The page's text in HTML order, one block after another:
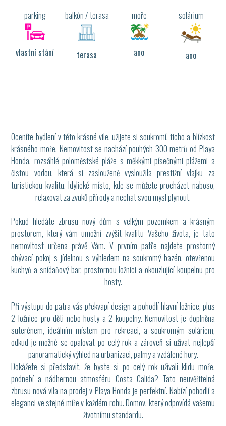
parking
vlastní stání
balkón / terasa
terasa
moře
ano
solárium
ano
Oceníte bydlení v této krásné vile, užijete si soukromí, ticho a blízkost
krásného moře. Nemovitost se nachází pouhých 300 metrů od Playa
Honda, rozsáhlé poloměstské pláže s měkkými písečnými plážemi a
čistou vodou, která si zaslouženě vysloužila prestižní vlajku za
turistickou kvalitu. Idylické místo, kde se můžete procházet naboso,
relaxovat za zvuků přírody a nechat svou mysl plynout.
Pokud hledáte zbrusu nový dům s velkým pozemkem a krásným
prostorem, který vám umožní zvýšit kvalitu Vašeho života, je tato
nemovitost určena právě Vám. V prvním patře najdete prostorný
obývací pokoj s jídelnou s výhledem na soukromý bazén, otevřenou
kuchyň a snídaňový bar, prostornou ložnici a okouzlující koupelnu pro
hosty.
Při výstupu do patra vás překvapí design a pohodlí hlavní ložnice, plus
2 ložnice pro děti nebo hosty a 2 koupelny. Nemovitost je doplněna
suterénem, ideálním místem pro rekreaci, a soukromým soláriem,
odkud je možné se opalovat po celý rok a zároveň si užívat nejlepší
panoramatický výhled na urbanizaci, palmy a vzdálené hory.
Dokážete si představit, že byste si po celý rok užívali klidu moře,
podnebí a nádhernou atmosféru Costa Calida? Tato neuvěřitelná
zbrusu nová vila na prodej v Playa Honda je perfektní. Nabízí pohodlí a
eleganci ve stejné míře v každém rohu. Domov, který odpovídá vašemu
životnímu standardu.